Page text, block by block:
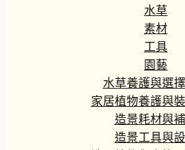
水草
素材
工具
園藝
水草養護與選
家居植物養護與
造景耗材與
造景工具與